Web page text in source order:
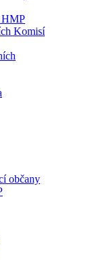
HMP
Komisí
občany